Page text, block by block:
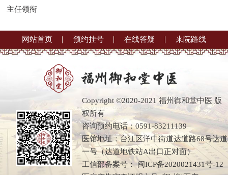
主任领衔
网站首页 预约挂号 在线答疑 来院路线
Copyright ©2020-2021 福州御和堂中医 版
权所有
咨询预约电话：0591-83211139
医馆地址：台江区洋中街道达道路68号达道
一号（达道地铁站A出口正对面）
工信部备案号：闽ICP备2020021431号-12